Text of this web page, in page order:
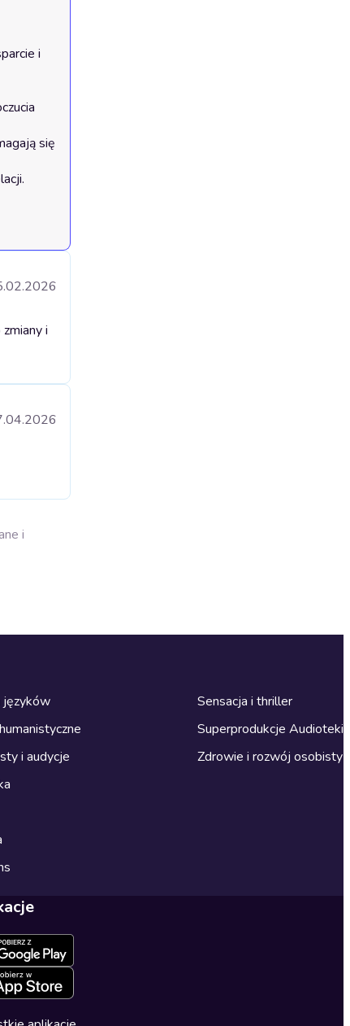
i
się
i
i
języków
i audycje
Sensacja i thriller
Superprodukcje Audioteki
Zdrowie i rozwój osobisty